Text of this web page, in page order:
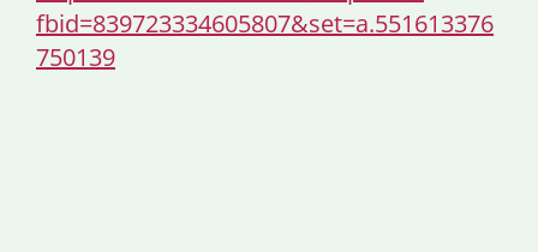
fbid=839723334605807&set=a.551613376
750139